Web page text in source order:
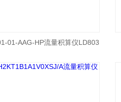
01-AAG-HP流量积算仪LD803